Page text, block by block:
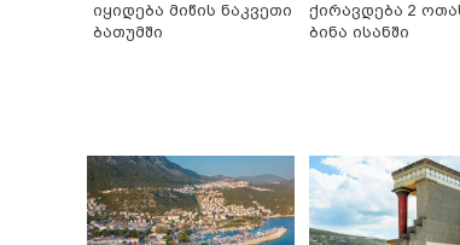
იყიდება მიწის ნაკვეთი
ბათუმში
ქირავდება 2
ბინა ისანში